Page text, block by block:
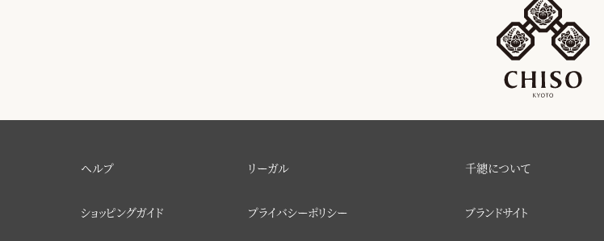
ヘルプ
ショッピングガイド
リーガル
プライバシーポリシー
千總について
ブランドサイト